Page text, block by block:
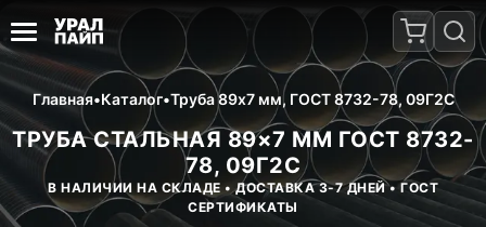
Главная•Каталог•Труба 89x7 мм, ГОСТ 8732-78, 09Г2С
ТРУБА СТАЛЬНАЯ 89×7 ММ ГОСТ 8732-
78, 09Г2С
В НАЛИЧИИ НА СКЛАДЕ • ДОСТАВКА 3-7 ДНЕЙ • ГОСТ
СЕРТИФИКАТЫ